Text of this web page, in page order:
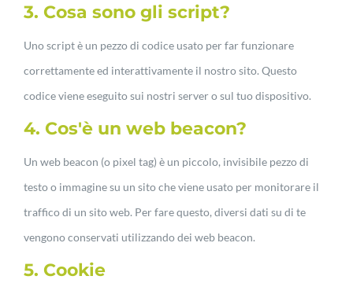
3. Cosa sono gli script?
Uno script è un pezzo di codice usato per far funzionare
correttamente ed interattivamente il nostro sito. Questo
codice viene eseguito sui nostri server o sul tuo dispositivo.
4. Cos'è un web beacon?
Un web beacon (o pixel tag) è un piccolo, invisibile pezzo di
testo o immagine su un sito che viene usato per monitorare il
traffico di un sito web. Per fare questo, diversi dati su di te
vengono conservati utilizzando dei web beacon.
5. Cookie